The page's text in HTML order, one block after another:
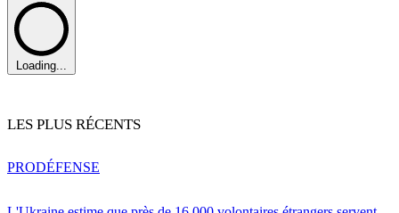
Loading...
LES PLUS RÉCENTS
PRODÉFENSE